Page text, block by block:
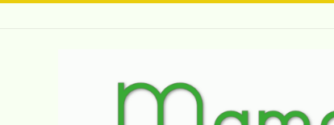
Spring